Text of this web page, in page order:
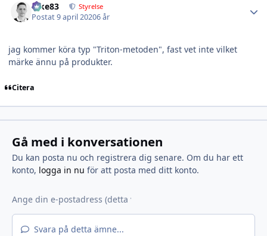
nike83 Styrelse
Postat9 april 20206 år
jag kommer köra typ "Triton-metoden", fast vet inte vilket
märke ännu på produkter.
Citera
Gå med i konversationen
Du kan posta nu och registrera dig senare. Om du har ett
konto, logga in nu för att posta med ditt konto.
Svara på detta ämne...